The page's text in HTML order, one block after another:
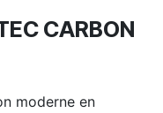
CARBON
moderne en